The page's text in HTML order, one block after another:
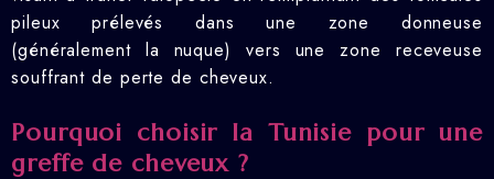
pileux prélevés dans une zone donneuse
(généralement la nuque) vers une zone receveuse
souffrant de perte de cheveux.
Pourquoi choisir la Tunisie pour une
greffe de cheveux ?